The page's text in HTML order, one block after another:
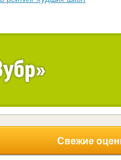
Свежие